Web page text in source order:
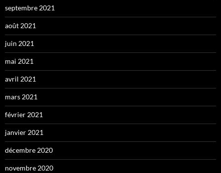
septembre 2021
août 2021
juin 2021
mai 2021
avril 2021
mars 2021
février 2021
janvier 2021
décembre 2020
novembre 2020